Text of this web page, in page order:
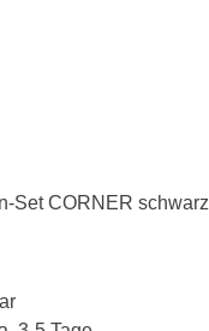
Set CORNER schwarz